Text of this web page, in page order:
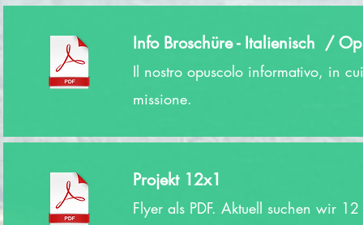
Info Broschüre - Italienisch /
Il nostro opuscolo informativo, in
missione.
Projekt 12x1
Flyer als PDF. Aktuell suchen wir